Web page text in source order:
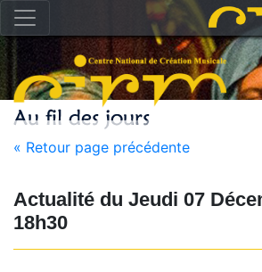
« Retour page précédente
Actualité du Jeudi 07
18h30